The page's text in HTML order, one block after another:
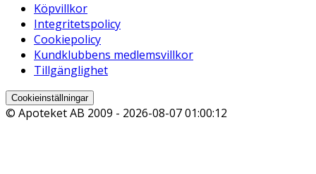
Köpvillkor
Integritetspolicy
Cookiepolicy
Kundklubbens medlemsvillkor
Tillgänglighet
Cookieinställningar
© Apoteket AB 2009 - 2026-08-07 01:00:12